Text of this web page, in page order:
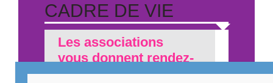
CADRE DE VIE
Les associations
vous donnent rendez-
vous !